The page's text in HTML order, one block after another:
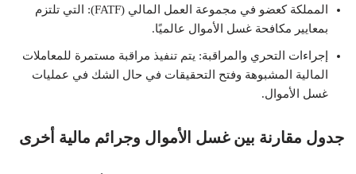
المملكة كعضو في مجموعة العمل المالي (FATF): التي تلتزم
بمعايير مكافحة غسل الأموال عالميًا.
إجراءات التحري والمراقبة: يتم تنفيذ مراقبة مستمرة للمعاملات
المالية المشبوهة وفتح التحقيقات في حال الشك في عمليات
غسل الأموال.
جدول مقارنة بين غسل الأموال وجرائم مالية أخرى